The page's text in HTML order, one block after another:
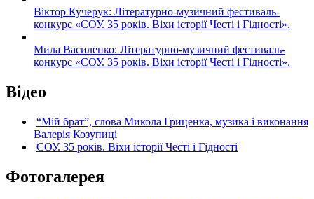
Віктор Кучерук: Літературно-музичний фестиваль-
конкурс «СОУ. 35 років. Віхи історії Честі і Гідності».
Мила Василенко: Літературно-музичний фестиваль-
конкурс «СОУ. 35 років. Віхи історії Честі і Гідності».
Відео
“Мій брат”, слова Микола Гриценка, музика і виконання
Валерія Козупиці
СОУ. 35 років. Віхи історії Честі і Гідності
Фотогалерея